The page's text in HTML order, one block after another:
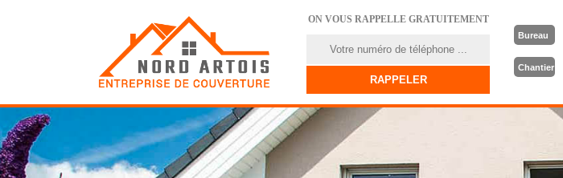
ON VOUS RAPPELLE GRATUITEMENT
Bureau
Chantier